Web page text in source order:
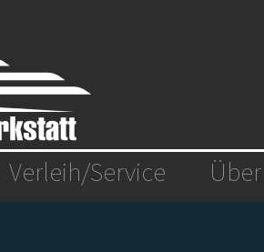
Verleih/Service